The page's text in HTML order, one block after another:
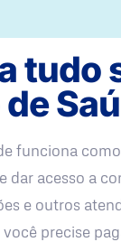
tudo
funciona
dar acesso a
e outros
precise